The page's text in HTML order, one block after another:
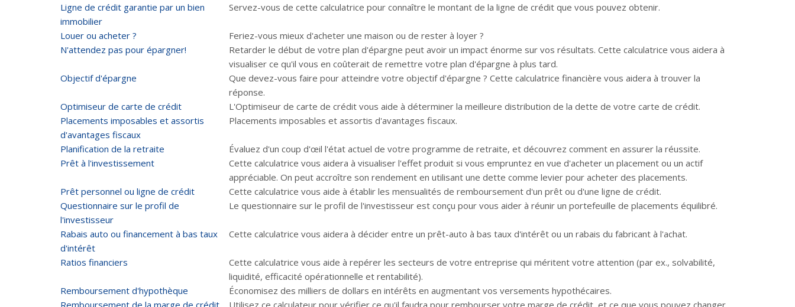
Ligne de crédit garantie par un bien
immobilier
Servez-vous de cette calculatrice pour connaître le montant de la ligne de crédit que vous pouvez obtenir.
Louer ou acheter ?
Feriez-vous mieux d'acheter une maison ou de rester à loyer ?
N'attendez pas pour épargner!
Retarder le début de votre plan d'épargne peut avoir un impact énorme sur vos résultats. Cette calculatrice vous aidera à
visualiser ce qu'il vous en coûterait de remettre votre plan d'épargne à plus tard.
Objectif d'épargne
Que devez-vous faire pour atteindre votre objectif d'épargne ? Cette calculatrice financière vous aidera à trouver la
réponse.
Optimiseur de carte de crédit
L'Optimiseur de carte de crédit vous aide à déterminer la meilleure distribution de la dette de votre carte de crédit.
Placements imposables et assortis
d'avantages fiscaux
Placements imposables et assortis d'avantages fiscaux.
Planification de la retraite
Évaluez d'un coup d'œil l'état actuel de votre programme de retraite, et découvrez comment en assurer la réussite.
Prêt à l'investissement
Cette calculatrice vous aidera à visualiser l'effet produit si vous empruntez en vue d'acheter un placement ou un actif
appréciable. On peut accroître son rendement en utilisant une dette comme levier pour acheter des placements.
Prêt personnel ou ligne de crédit
Cette calculatrice vous aide à établir les mensualités de remboursement d'un prêt ou d'une ligne de crédit.
Questionnaire sur le profil de
l'investisseur
Le questionnaire sur le profil de l'investisseur est conçu pour vous aider à réunir un portefeuille de placements équilibré.
Rabais auto ou financement à bas taux
d'intérêt
Cette calculatrice vous aidera à décider entre un prêt-auto à bas taux d'intérêt ou un rabais du fabricant à l'achat.
Ratios financiers
Cette calculatrice vous aide à repérer les secteurs de votre entreprise qui méritent votre attention (par ex., solvabilité,
liquidité, efficacité opérationnelle et rentabilité).
Remboursement d'hypothèque
Économisez des milliers de dollars en intérêts en augmentant vos versements hypothécaires.
Remboursement de la marge de crédit
Utilisez ce calculateur pour vérifier ce qu'il faudra pour rembourser votre marge de crédit, et ce que vous pouvez changer